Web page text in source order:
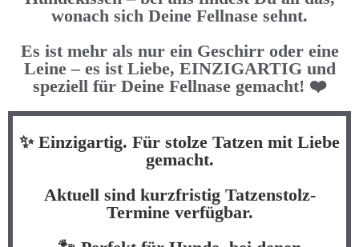
wonach sich Deine Fellnase sehnt.
Es ist mehr als nur ein Geschirr oder eine
Leine – es ist Liebe, EINZIGARTIG und
speziell für Deine Fellnase gemacht! ❤️
✨ Einzigartig. Für stolze Tatzen mit Liebe
gemacht.
Aktuell sind kurzfristig Tatzenstolz-
Termine verfügbar.